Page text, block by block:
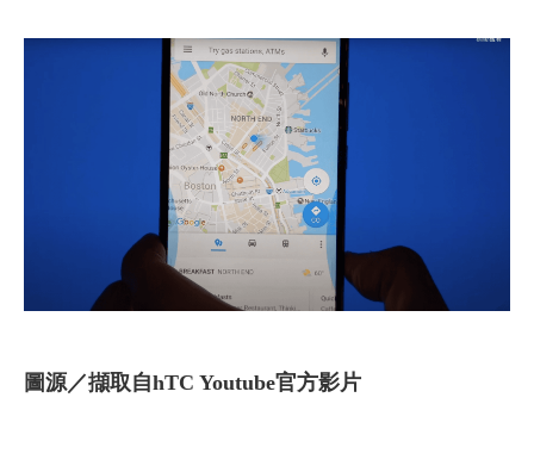
圖源／擷取自hTC Youtube官方影片